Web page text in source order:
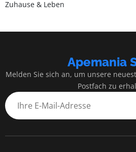
Zuhause & Leben
Apemania
Melden Sie sich an, um unsere
Postfach zu